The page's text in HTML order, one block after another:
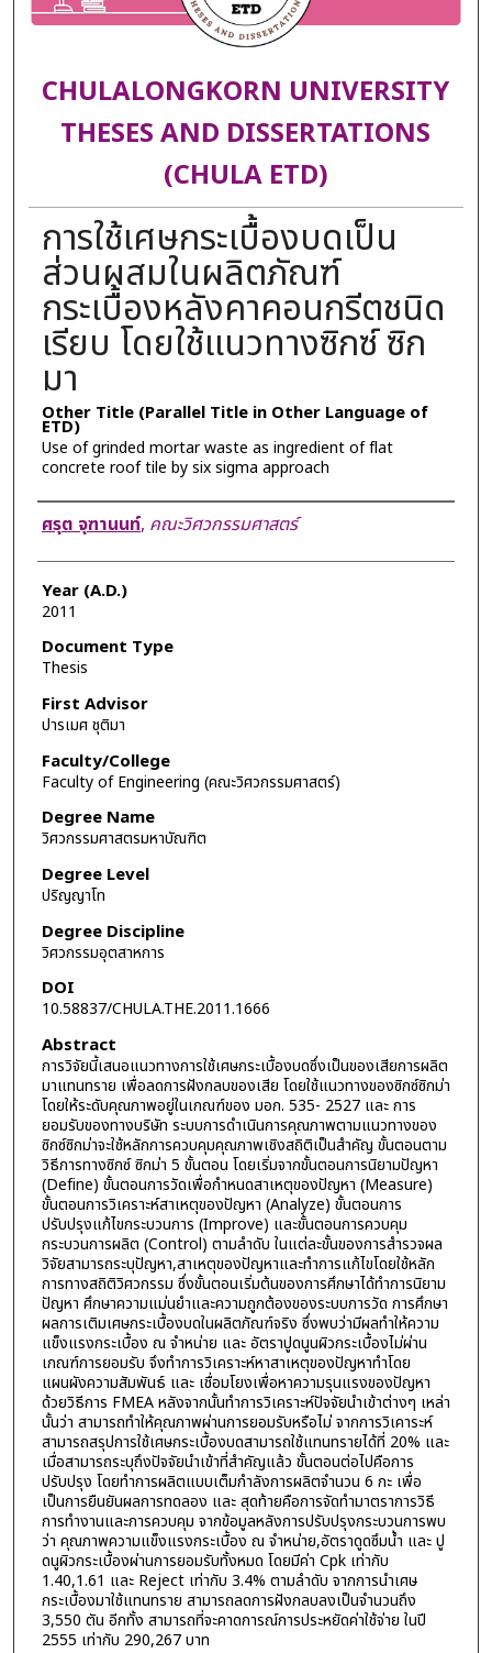
CHULALONGKORN UNIVERSITY
THESES AND DISSERTATIONS
(CHULA ETD)
การใช้เศษกระเบื้องบดเป็น
ส่วนผสมในผลิตภัณฑ์
กระเบื้องหลังคาคอนกรีตชนิด
เรียบ โดยใช้แนวทางซิกซ์ ซิก
มา
Other Title (Parallel Title in Other Language of
ETD)
Use of grinded mortar waste as ingredient of flat
concrete roof tile by six sigma approach
Author
ศรุต จุฑานนท์, คณะวิศวกรรมศาสตร์
Year (A.D.)
2011
Document Type
Thesis
First Advisor
ปารเมศ ชุติมา
Faculty/College
Faculty of Engineering (คณะวิศวกรรมศาสตร์)
Degree Name
วิศวกรรมศาสตรมหาบัณฑิต
Degree Level
ปริญญาโท
Degree Discipline
วิศวกรรมอุตสาหการ
DOI
10.58837/CHULA.THE.2011.1666
Abstract
การวิจัยนี้เสนอแนวทางการใช้เศษกระเบื้องบดซึ่งเป็นของเสียการผลิต
มาแทนทราย เพื่อลดการฝังกลบของเสีย โดยใช้แนวทางของซิกซ์ซิกม่า
โดยให้ระดับคุณภาพอยู่ในเกณฑ์ของ มอก. 535- 2527 และ การ
ยอมรับของทางบริษัท ระบบการดำเนินการคุณภาพตามแนวทางของ
ซิกซ์ซิกม่าจะใช้หลักการควบคุมคุณภาพเชิงสถิติเป็นสำคัญ ขั้นตอนตาม
วิธีการทางซิกซ์ ซิกม่า 5 ขั้นตอน โดยเริ่มจากขั้นตอนการนิยามปัญหา
(Define) ขั้นตอนการวัดเพื่อกำหนดสาเหตุของปัญหา (Measure)
ขั้นตอนการวิเคราะห์สาเหตุของปัญหา (Analyze) ขั้นตอนการ
ปรับปรุงแก้ไขกระบวนการ (Improve) และขั้นตอนการควบคุม
กระบวนการผลิต (Control) ตามลำดับ ในแต่ละขั้นของการสำรวจผล
วิจัยสามารถระบุปัญหา,สาเหตุของปัญหาและทำการแก้ไขโดยใช้หลัก
การทางสถิติวิศวกรรม ซึ่งขั้นตอนเริ่มต้นของการศึกษาได้ทำการนิยาม
ปัญหา ศึกษาความแม่นยำและความถูกต้องของระบบการวัด การศึกษา
ผลการเติมเศษกระเบื้องบดในผลิตภัณฑ์จริง ซึ่งพบว่ามีผลทำให้ความ
แข็งแรงกระเบื้อง ณ จำหน่าย และ อัตราปูดนูนผิวกระเบื้องไม่ผ่าน
เกณฑ์การยอมรับ จึงทำการวิเคราะห์หาสาเหตุของปัญหาทำโดย
แผนผังความสัมพันธ์ และ เชื่อมโยงเพื่อหาความรุนแรงของปัญหา
ด้วยวิธีการ FMEA หลังจากนั้นทำการวิเคราะห์ปัจจัยนำเข้าต่างๆ เหล่า
นั้นว่า สามารถทำให้คุณภาพผ่านการยอมรับหรือไม่ จากการวิเคาระห์
สามารถสรุปการใช้เศษกระเบื้องบดสามารถใช้แทนทรายได้ที่ 20% และ
เมื่อสามารถระบุถึงปัจจัยนำเข้าที่สำคัญแล้ว ขั้นตอนต่อไปคือการ
ปรับปรุง โดยทำการผลิตแบบเต็มกำลังการผลิตจำนวน 6 กะ เพื่อ
เป็นการยืนยันผลการทดลอง และ สุดท้ายคือการจัดทำมาตราการวิธี
การทำงานและการควบคุม จากข้อมูลหลังการปรับปรุงกระบวนการพบ
ว่า คุณภาพความแข็งแรงกระเบื้อง ณ จำหน่าย,อัตราดูดซึมน้ำ และ ปู
ดนูผิวกระเบื้องผ่านการยอมรับทั้งหมด โดยมีค่า Cpk เท่ากับ
1.40,1.61 และ Reject เท่ากับ 3.4% ตามลำดับ จากการนำเศษ
กระเบื้องมาใช้แทนทราย สามารถลดการฝังกลบลงเป็นจำนวนถึง
3,550 ตัน อีกทั้ง สามารถที่จะคาดการณ์การประหยัดค่าใช้จ่าย ในปี
2555 เท่ากับ 290,267 บาท